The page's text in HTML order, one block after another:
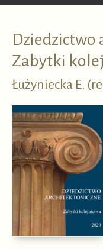
Dziedzictwo
Zabytki
Łużyniecka E.